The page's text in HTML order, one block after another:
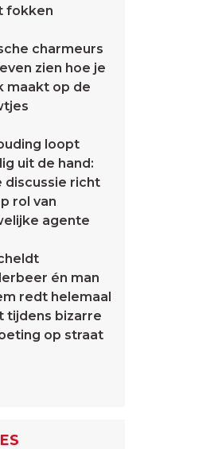
fokken
charmeurs
zien hoe je
maakt op de
loopt
uit de hand:
discussie richt
rol van
agente
én man
redt helemaal
tijdens bizarre
op straat